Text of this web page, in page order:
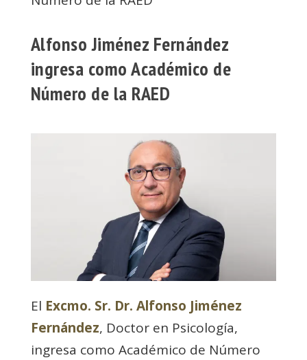
Alfonso Jiménez Fernández
ingresa como Académico de
Número de la RAED
El Excmo. Sr. Dr. Alfonso Jiménez
Fernández, Doctor en Psicología,
ingresa como Académico de Número